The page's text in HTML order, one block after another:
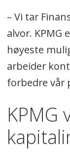
– Vi tar
alvor. KPMG
høyeste
arbeider
forbedre vår
KPMG